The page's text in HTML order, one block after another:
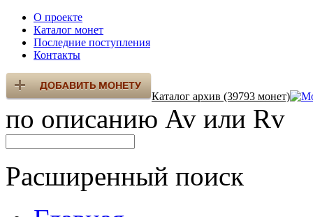
О проекте
Каталог монет
Последние поступления
Контакты
Каталог архив (39793 монет)
по описанию Av или Rv
Расширенный поиск